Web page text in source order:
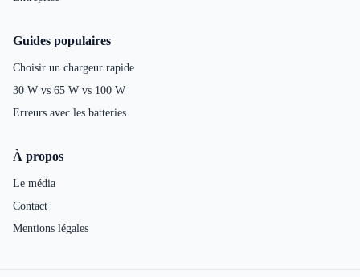
Guides populaires
Choisir un chargeur rapide
30 W vs 65 W vs 100 W
Erreurs avec les batteries
À propos
Le média
Contact
Mentions légales